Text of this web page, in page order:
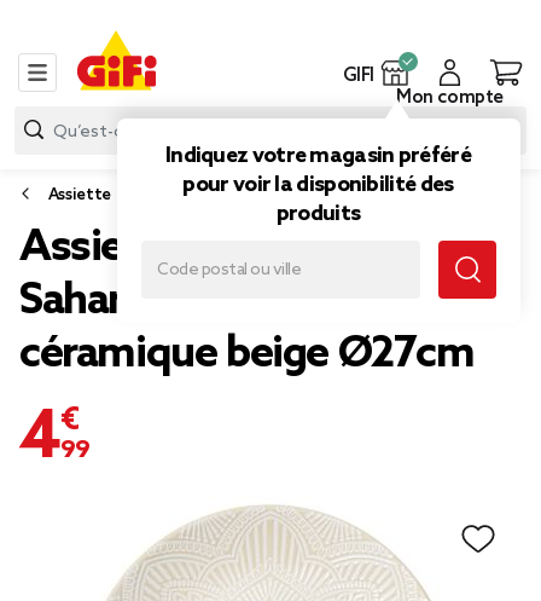
GIFI
Indiquez votre magasin préféré
pour voir la disponibilité des
produits
Mon compte
Assiette
Assiette creuse ronde
Sahara arabesque
céramique beige Ø27cm
4,99 €